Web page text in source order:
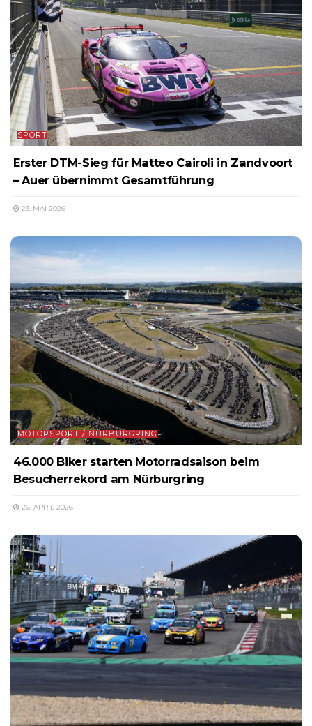
SPORT
Erster DTM-Sieg für Matteo Cairoli in Zandvoort
– Auer übernimmt Gesamtführung
23. MAI 2026
MOTORSPORT / NÜRBURGRING
46.000 Biker starten Motorradsaison beim
Besucherrekord am Nürburgring
26. APRIL 2026